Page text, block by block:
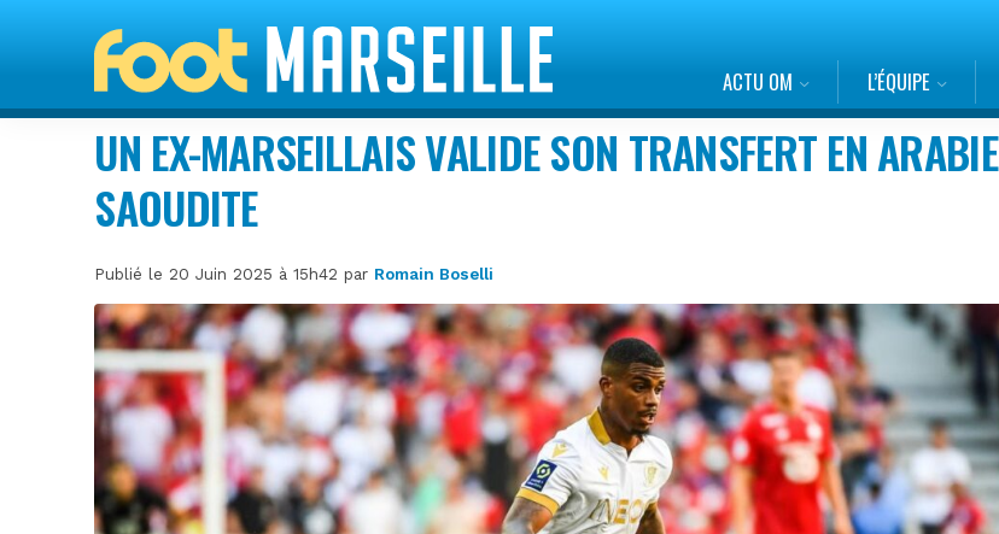
ACTU OM L’ÉQUIPE
UN EX-MARSEILLAIS VALIDE SON TRANSFERT EN ARABIE
SAOUDITE
Publié le 20 Juin 2025 à 15h42 par Romain Boselli